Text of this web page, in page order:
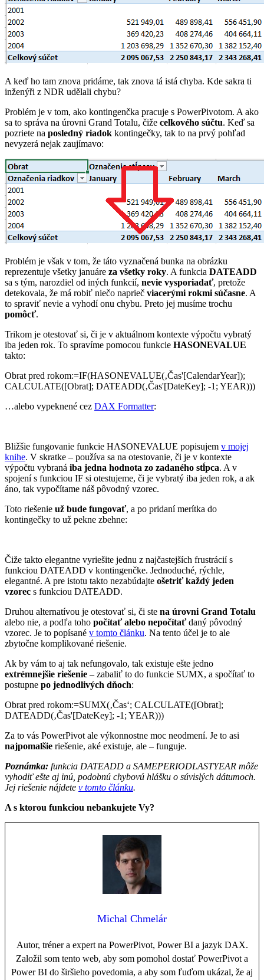
A keď ho tam znova pridáme, tak znova tá istá chyba. Kde sakra ti
inženýři z NDR udělali chybu?
Problém je v tom, ako kontingenčka pracuje s PowerPivotom. A ako
sa to správa na úrovni Grand Totalu, čiže celkového súčtu. Keď sa
pozriete na posledný riadok kontingečky, tak to na prvý pohľad
nevyzerá nejak zaujímavo:
Problém je však v tom, že táto vyznačená bunka na obrázku
reprezentuje všetky januáre za všetky roky. A funkcia DATEADD
sa s tým, narozdiel od iných funkcií, nevie vysporiadať, pretože
detekovala, že má robiť niečo naprieč viacerými rokmi súčasne. A
to spraviť nevie a vyhodí onu chybu. Preto jej musíme trochu
pomôcť.
Trikom je otestovať si, či je v aktuálnom kontexte výpočtu vybratý
iba jeden rok. To spravíme pomocou funkcie HASONEVALUE
takto:
Obrat pred rokom:=IF(HASONEVALUE(‚Čas'[CalendarYear]);
CALCULATE([Obrat]; DATEADD(‚Čas'[DateKey]; -1; YEAR)))
…alebo vypeknené cez DAX Formatter:
Bližšie fungovanie funkcie HASONEVALUE popisujem v mojej
knihe. V skratke – používa sa na otestovanie, či je v kontexte
výpočtu vybraná iba jedna hodnota zo zadaného stĺpca. A v
spojení s funkciou IF si otestujeme, či je vybratý iba jeden rok, a ak
áno, tak vypočítame náš pôvodný vzorec.
Toto riešenie už bude fungovať, a po pridaní merítka do
kontingečky to už pekne zbehne:
Čiže takto elegantne vyriešite jednu z najčastejších frustrácií s
funkciou DATEADD v kontingenčke. Jednoduché, rýchle,
elegantné. A pre istotu takto nezabúdajte ošetriť každý jeden
vzorec s funkciou DATEADD.
Druhou alternatívou je otestovať si, či ste na úrovni Grand Totalu
alebo nie, a podľa toho počítať alebo nepočítaťdaný pôvodný
vzorec. Je to popísané v tomto článku. Na tento účel je to ale
zbytočne komplikované riešenie.
Ak by vám to aj tak nefungovalo, tak existuje ešte jedno
extrémnejšie riešenie – zabaliť to do funkcie SUMX, a spočítať to
postupne po jednodlivých dňoch:
Obrat pred rokom:=SUMX(‚Čas‘; CALCULATE([Obrat];
DATEADD(‚Čas'[DateKey]; -1; YEAR)))
Za to vás PowerPivot ale výkonnostne moc neodmení. Je to asi
najpomalšie riešenie, aké existuje, ale – funguje.
Poznámka: funkcia DATEADD a SAMEPERIODLASTYEAR môže
vyhodiť ešte aj inú, podobnú chybovú hlášku o súvislých dátumoch.
Jej riešenie nájdete v tomto článku.
A s ktorou funkciou nebankujete Vy?
Michal Chmelár
Autor, tréner a expert na PowerPivot, Power BI a jazyk DAX.
Založil som tento web, aby som pomohol dostať PowerPivot a
Power BI do širšieho povedomia, a aby som ľuďom ukázal, že aj